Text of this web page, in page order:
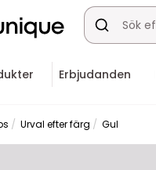
Erbjudanden
Urval efter färg Gul